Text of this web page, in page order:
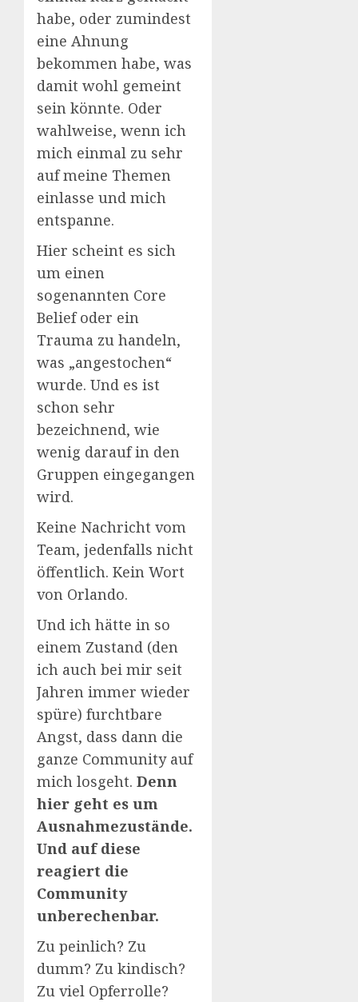
habe, oder zumindest
eine Ahnung
bekommen habe, was
damit wohl gemeint
sein könnte. Oder
wahlweise, wenn ich
mich einmal zu sehr
auf meine Themen
einlasse und mich
entspanne.
Hier scheint es sich
um einen
sogenannten Core
Belief oder ein
Trauma zu handeln,
was „angestochen“
wurde. Und es ist
schon sehr
bezeichnend, wie
wenig darauf in den
Gruppen eingegangen
wird.
Keine Nachricht vom
Team, jedenfalls nicht
öffentlich. Kein Wort
von Orlando.
Und ich hätte in so
einem Zustand (den
ich auch bei mir seit
Jahren immer wieder
spüre) furchtbare
Angst, dass dann die
ganze Community auf
mich losgeht. Denn
hier geht es um
Ausnahmezustände.
Und auf diese
reagiert die
Community
unberechenbar.
Zu peinlich? Zu
dumm? Zu kindisch?
Zu viel Opferrolle?